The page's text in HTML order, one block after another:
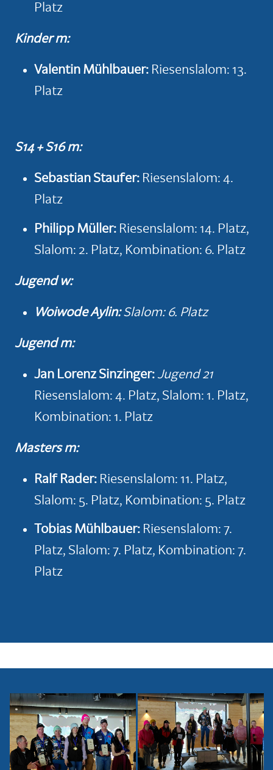
Platz
Kinder m:
Valentin Mühlbauer: Riesenslalom: 13.
Platz
S14 + S16 m:
Sebastian Staufer: Riesenslalom: 4.
Platz
Philipp Mü ller: Riesenslalom: 14. Platz,
Slalom: 2. Platz, Kombination: 6. Platz
Jugend w:
Woiwode Aylin:Slalom: 6. Platz
Jugend m:
Jan Lorenz Sinzinger: Jugend 21
Riesenslalom: 4. Platz, Slalom: 1. Platz,
Kombination: 1. Platz
Masters m:
Ralf Rader: Riesenslalom: 11. Platz,
Slalom: 5. Platz, Kombination: 5. Platz
Tobias Mühlbauer: Riesenslalom: 7.
Platz, Slalom: 7. Platz, Kombination: 7.
Platz